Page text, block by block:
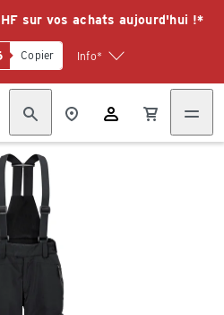
sur vos achats aujourd'hui !*
Copier Info*